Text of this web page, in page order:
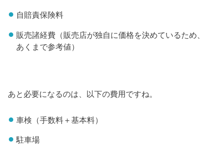
自賠責保険料
販売諸経費（販売店が独自に価格を決めているため、
あくまで参考値）
あと必要になるのは、以下の費用ですね。
車検（手数料＋基本料）
駐車場